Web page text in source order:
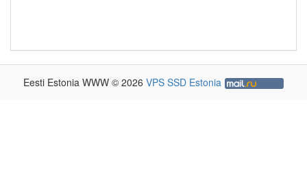
Eesti Estonia WWW © 2026 VPS SSD Estonia